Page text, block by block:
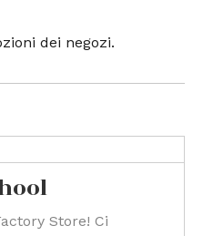
dei negozi.
Store! Ci